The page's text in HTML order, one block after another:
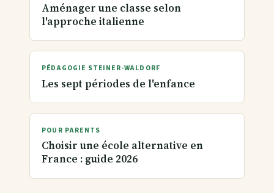
Aménager une classe selon
l'approche italienne
PÉDAGOGIE STEINER-WALDORF
Les sept périodes de l'enfance
POUR PARENTS
Choisir une école alternative en
France : guide 2026